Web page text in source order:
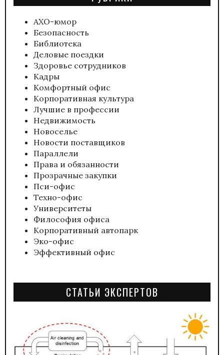
АХО-юмор
Безопасность
Библиотека
Деловые поездки
Здоровье сотрудников
Кадры
Комфортный офис
Корпоративная культура
Лучшие в профессии
Недвижимость
Новоселье
Новости поставщиков
Параллели
Права и обязанности
Прозрачные закупки
Пси-офис
Техно-офис
Университеты
Философия офиса
Корпоративный автопарк
Эко-офис
Эффективный офис
СТАТЬИ ЭКСПЕРТОВ